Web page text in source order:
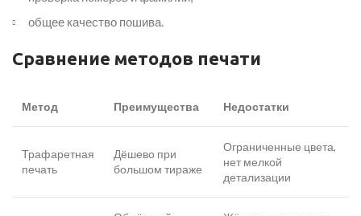
общее качество пошива.
Сравнение методов печати
Метод Преимущества Недостатки
Трафаретная
печать
Дёшево при
большом тираже
Ограниченные цвета,
нет мелкой
детализации